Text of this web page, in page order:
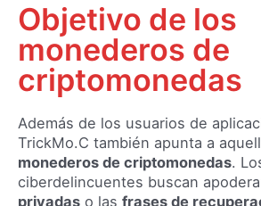
Objetivo de los
monederos de
criptomonedas
Además de los usuarios de
TrickMo.C también apunta a
monederos de criptomonedas.
ciberdelincuentes buscan
privadas o las frases de